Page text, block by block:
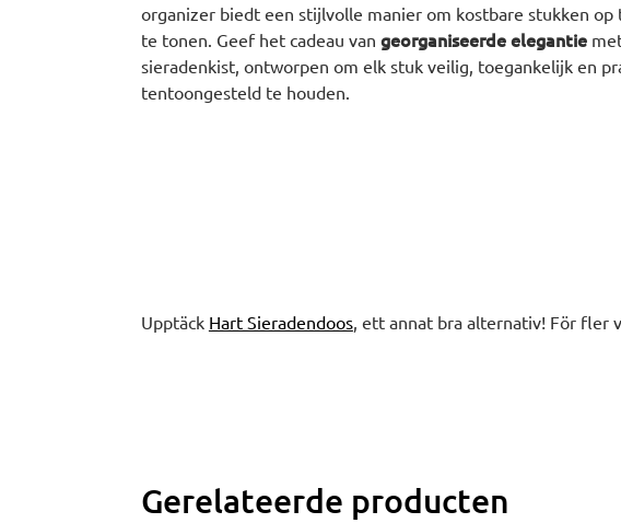
organizer biedt een stijlvolle manier om kostbare stukken op
te tonen. Geef het cadeau van georganiseerde elegantie
sieradenkist, ontworpen om elk stuk veilig, toegankelijk en
tentoongesteld te houden.
Upptäck Hart Sieradendoos, ett annat bra alternativ! För fler
Gerelateerde producten